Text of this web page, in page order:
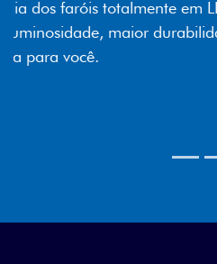
As grandes rodas aro 18”
estilo.